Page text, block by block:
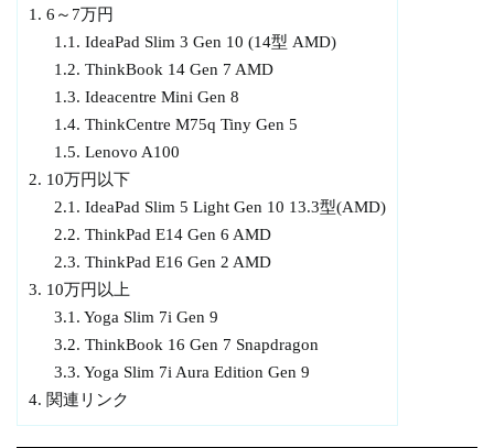
1. 6～7万円
1.1. IdeaPad Slim 3 Gen 10 (14型 AMD)
1.2. ThinkBook 14 Gen 7 AMD
1.3. Ideacentre Mini Gen 8
1.4. ThinkCentre M75q Tiny Gen 5
1.5. Lenovo A100
2. 10万円以下
2.1. IdeaPad Slim 5 Light Gen 10 13.3型(AMD)
2.2. ThinkPad E14 Gen 6 AMD
2.3. ThinkPad E16 Gen 2 AMD
3. 10万円以上
3.1. Yoga Slim 7i Gen 9
3.2. ThinkBook 16 Gen 7 Snapdragon
3.3. Yoga Slim 7i Aura Edition Gen 9
4. 関連リンク